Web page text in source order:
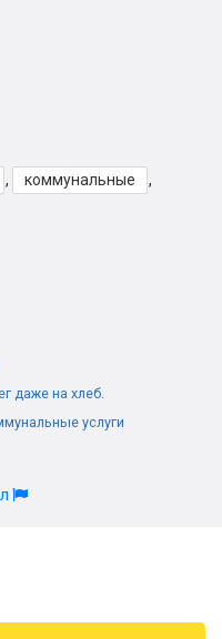
, коммунальные
,
даже на хлеб.
услуги